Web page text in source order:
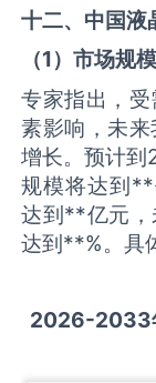
十二、中国液
（1）市场规
专家指出，
素影响，未
增长。预计
规模将达到
达到**亿元，
达到**%。具
2026-2033